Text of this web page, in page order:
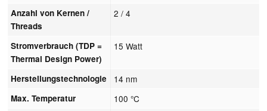
Anzahl von Kernen /
Threads
2 / 4
Stromverbrauch (TDP =
Thermal Design Power)
15 Watt
Herstellungstechnologie 14 nm
Max. Temperatur 100 °C